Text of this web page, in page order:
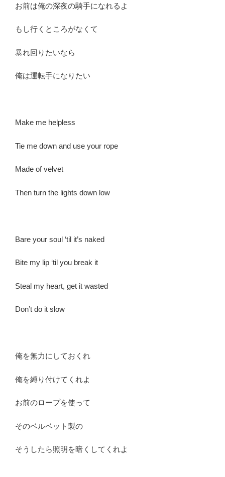
お前は俺の深夜の騎手になれるよ
もし行くところがなくて
暴れ回りたいなら
俺は運転手になりたい
Make me helpless
Tie me down and use your rope
Made of velvet
Then turn the lights down low
Bare your soul ‘til it’s naked
Bite my lip ‘til you break it
Steal my heart, get it wasted
Don’t do it slow
俺を無力にしておくれ
俺を縛り付けてくれよ
お前のロープを使って
そのベルベット製の
そうしたら照明を暗くしてくれよ